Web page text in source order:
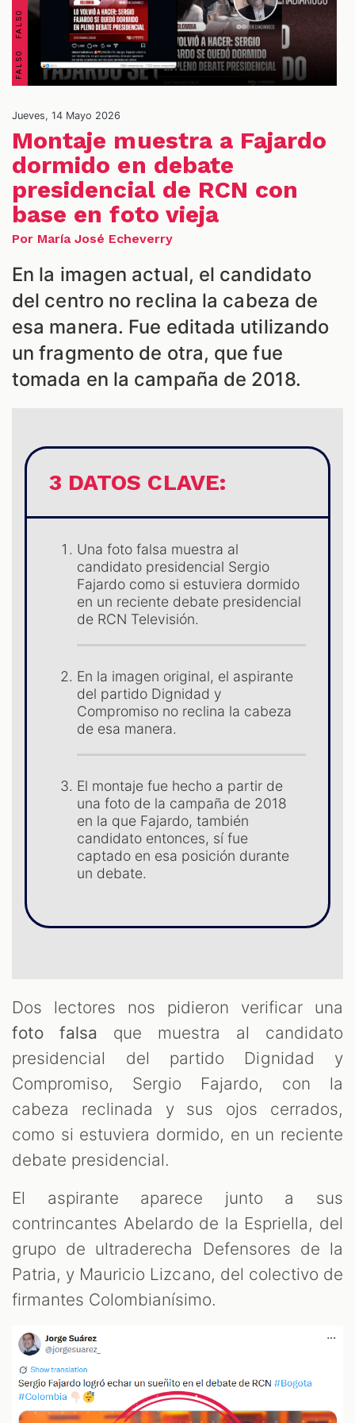
Jueves, 14 Mayo 2026
Montaje muestra a Fajardo
dormido en debate
presidencial de RCN con
base en foto vieja
Por María José Echeverry
En la imagen actual, el candidato
del centro no reclina la cabeza de
esa manera. Fue editada utilizando
un fragmento de otra, que fue
tomada en la campaña de 2018.
3 DATOS CLAVE:
Una foto falsa muestra al
candidato presidencial Sergio
Fajardo como si estuviera dormido
en un reciente debate presidencial
de RCN Televisión.
En la imagen original, el aspirante
del partido Dignidad y
Compromiso no reclina la cabeza
de esa manera.
El montaje fue hecho a partir de
una foto de la campaña de 2018
en la que Fajardo, también
candidato entonces, sí fue
captado en esa posición durante
un debate.
Dos lectores nos pidieron verificar una
foto falsa que muestra al candidato
presidencial del partido Dignidad y
Compromiso, Sergio Fajardo, con la
cabeza reclinada y sus ojos cerrados,
como si estuviera dormido, en un reciente
debate presidencial.
El aspirante aparece junto a sus
contrincantes Abelardo de la Espriella, del
grupo de ultraderecha Defensores de la
Patria, y Mauricio Lizcano, del colectivo de
firmantes Colombianísimo.